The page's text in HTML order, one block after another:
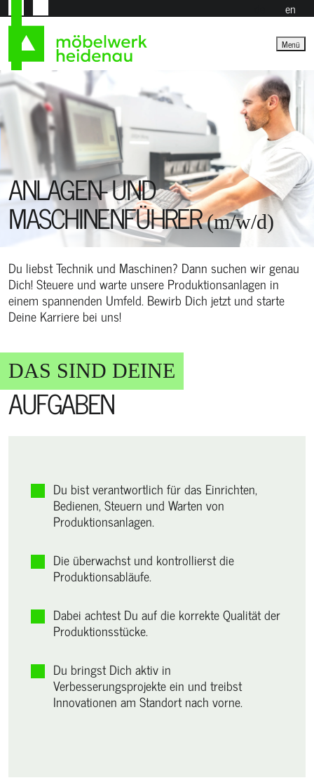
en
Menü
ANLAGEN- UND
MASCHINENFÜHRER(m/w/d)
Du liebst Technik und Maschinen? Dann suchen wir genau
Dich! Steuere und warte unsere Produktionsanlagen in
einem spannenden Umfeld. Bewirb Dich jetzt und starte
Deine Karriere bei uns!
DAS SIND DEINE
AUFGABEN
Du bist verantwortlich für das Einrichten,
Bedienen, Steuern und Warten von
Produktionsanlagen.
Die überwachst und kontrollierst die
Produktionsabläufe.
Dabei achtest Du auf die korrekte Qualität der
Produktionsstücke.
Du bringst Dich aktiv in
Verbesserungsprojekte ein und treibst
Innovationen am Standort nach vorne.